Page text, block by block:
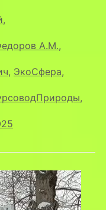
,
А.М.,
, ЭкоСфера,
,